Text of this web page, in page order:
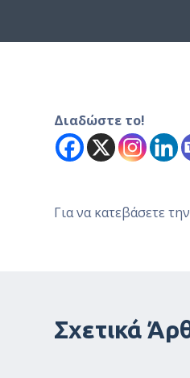
Διαδώστε το!
Για να κατεβάσετε
Σχετικά